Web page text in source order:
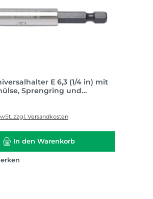
E 6,3 (1/4 in) mit
Sprengring und
zzgl. Versandkosten
In den Warenkorb